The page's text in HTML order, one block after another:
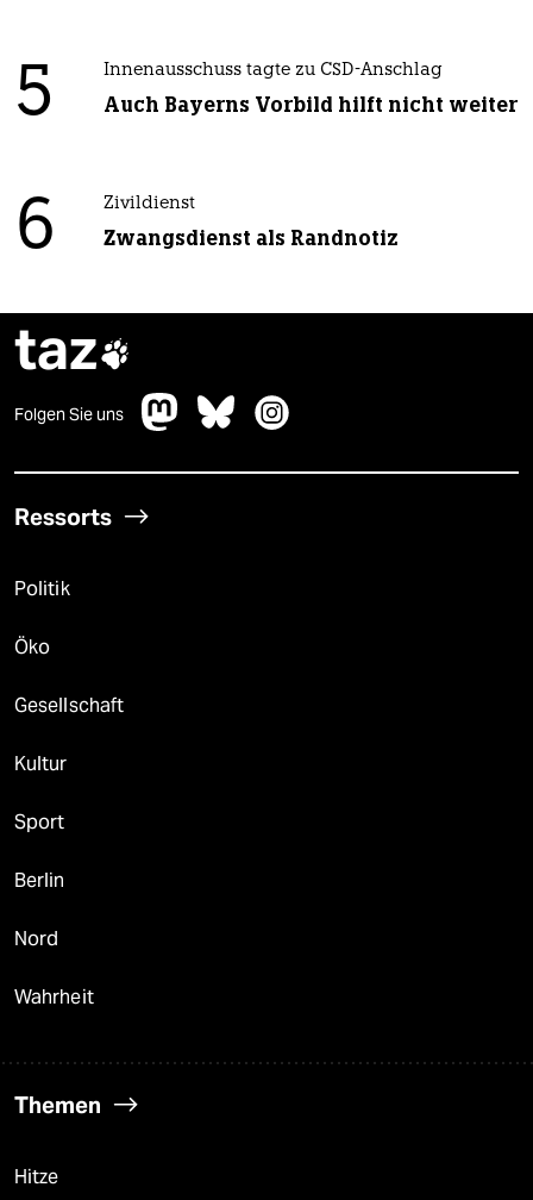
5 Innenausschuss tagte zu CSD-Anschlag
Auch Bayerns Vorbild hilft nicht weiter
6 Zivildienst
Zwangsdienst als Randnotiz
taz
Folgen Sie uns
Ressorts
Politik
Öko
Gesellschaft
Kultur
Sport
Berlin
Nord
Wahrheit
Themen
Hitze